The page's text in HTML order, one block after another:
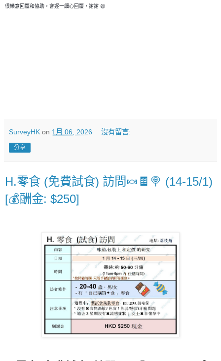
很樂意回覆和恊助，會逐一細心回覆，謝謝 😄
SurveyHK on 1月 06, 2026 沒有留言:
分享
H.零食 (免費試食) 訪問🍬🍫🍭 (14-15/1)
[💰酬金: $250]